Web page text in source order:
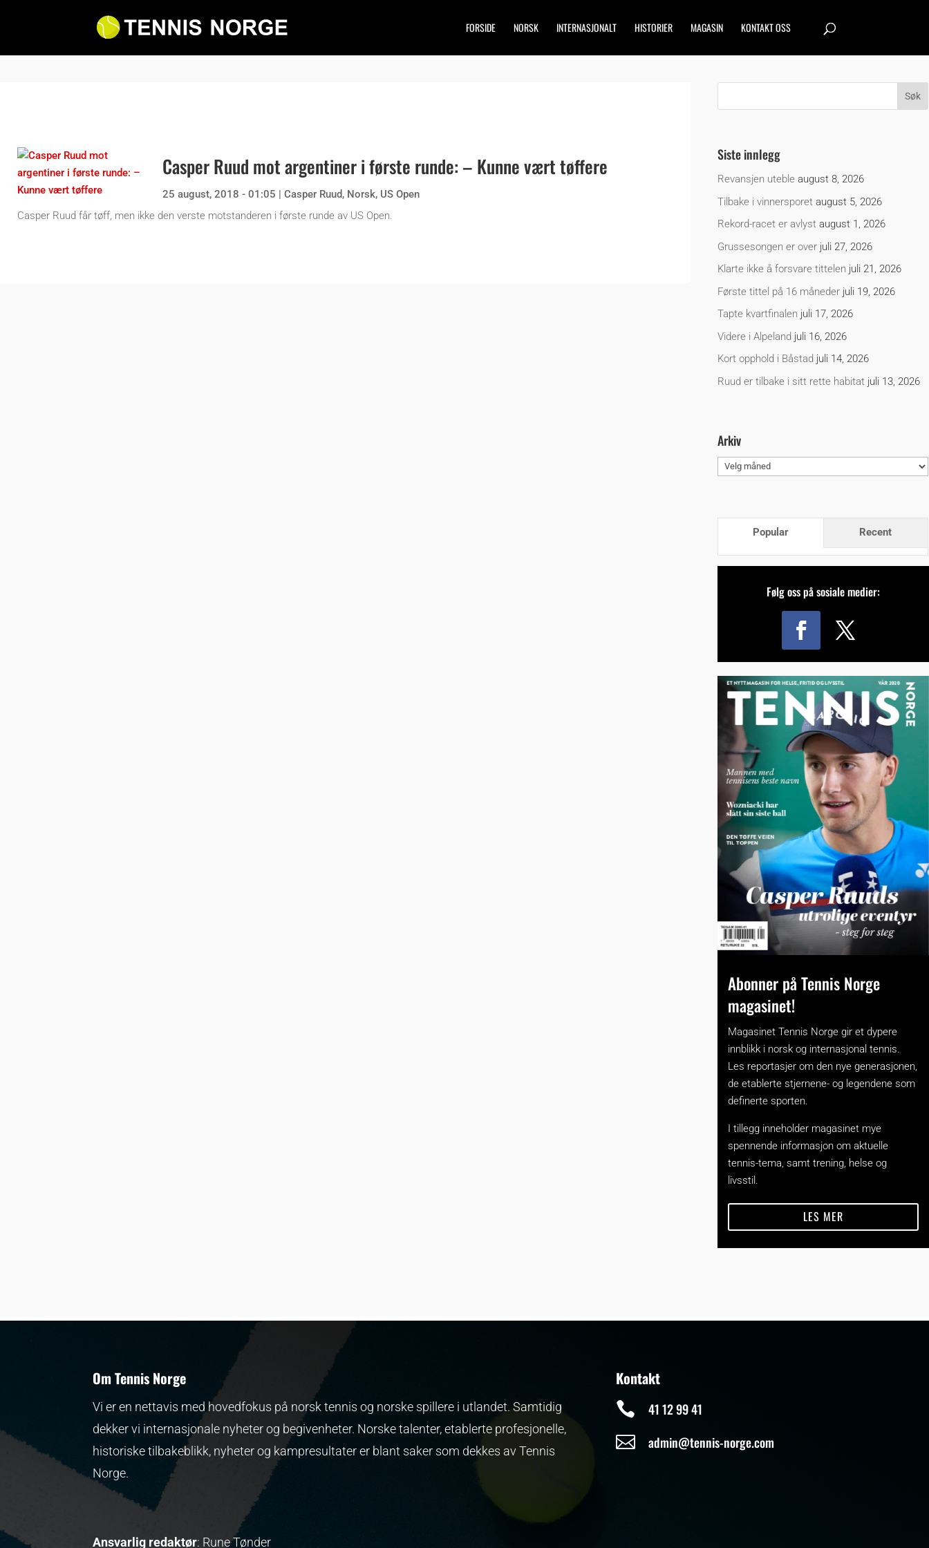
FORSIDE NORSK INTERNASJONALT HISTORIER MAGASIN KONTAKT OSS
Casper Ruud mot argentiner i første runde: – Kunne vært tøffere
25 august, 2018 - 01:05 Casper Ruud, Norsk, US Open
Casper Ruud får tøff, men ikke den verste motstanderen i første runde av US Open.
Siste innlegg
Revansjen uteble august 8, 2026
Tilbake i vinnersporet august 5, 2026
Rekord-racet er avlyst august 1, 2026
Grussesongen er over juli 27, 2026
Klarte ikke å forsvare tittelen juli 21, 2026
Første tittel på 16 måneder juli 19, 2026
Tapte kvartfinalen juli 17, 2026
Videre i Alpeland juli 16, 2026
Kort opphold i Båstad juli 14, 2026
Ruud er tilbake i sitt rette habitat juli 13, 2026
Arkiv
Arkiv
Popular Recent
Følg oss på sosiale medier:
Abonner på Tennis Norge
magasinet!
Magasinet Tennis Norge gir et dypere
innblikk i norsk og internasjonal tennis.
Les reportasjer om den nye generasjonen,
de etablerte stjernene- og legendene som
definerte sporten.
I tillegg inneholder magasinet mye
spennende informasjon om aktuelle
tennis-tema, samt trening, helse og
livsstil.
LES MER
Om Tennis Norge
Vi er en nettavis med hovedfokus på norsk tennis og norske spillere i utlandet. Samtidig
dekker vi internasjonale nyheter og begivenheter. Norske talenter, etablerte profesjonelle,
historiske tilbakeblikk, nyheter og kampresultater er blant saker som dekkes av Tennis
Norge.
Ansvarlig redaktør: Rune Tønder
Kontakt
 41 12 99 41
 admin@tennis-norge.com